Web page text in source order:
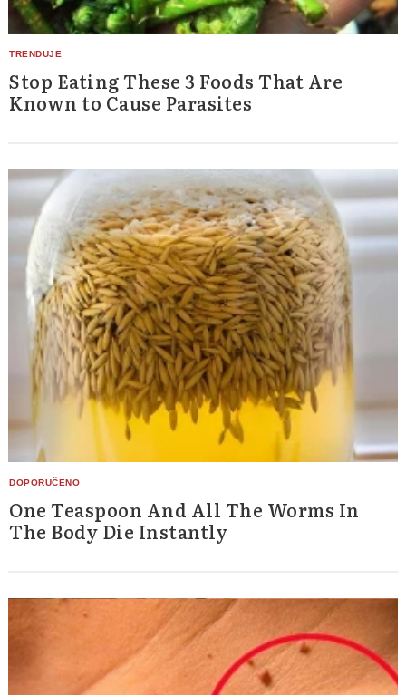
Stop Eating These 3 Foods That Are
Known to Cause Parasites
One Teaspoon And All The Worms In
The Body Die Instantly